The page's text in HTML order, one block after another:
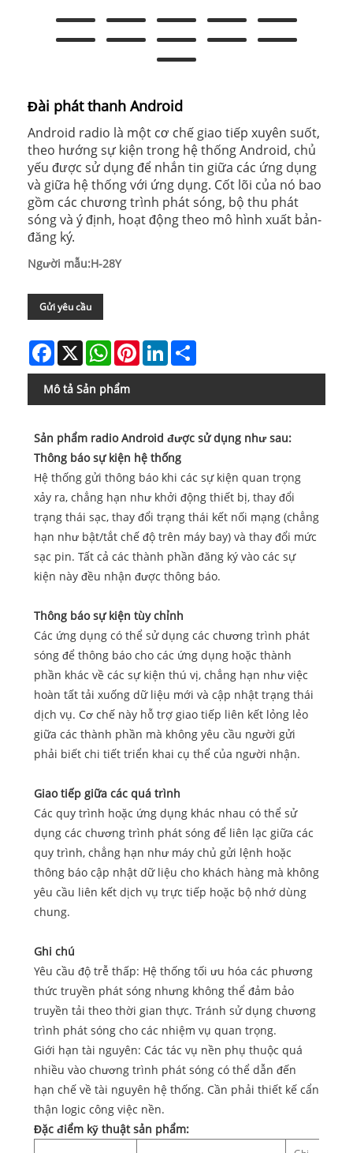
Đài phát thanh Android
Android radio là một cơ chế giao tiếp xuyên suốt,
theo hướng sự kiện trong hệ thống Android, chủ
yếu được sử dụng để nhắn tin giữa các ứng dụng
và giữa hệ thống với ứng dụng. Cốt lõi của nó bao
gồm các chương trình phát sóng, bộ thu phát
sóng và ý định, hoạt động theo mô hình xuất bản-
đăng ký.
Người mẫu:H-28Y
Gửi yêu cầu
Facebook
X WhatsAppPinterestLinkedIn
Mô tả Sản phẩm
Sản phẩm radio Android được sử dụng như sau:
Thông báo sự kiện hệ thống
Hệ thống gửi thông báo khi các sự kiện quan trọng
xảy ra, chẳng hạn như khởi động thiết bị, thay đổi
trạng thái sạc, thay đổi trạng thái kết nối mạng (chẳng
hạn như bật/tắt chế độ trên máy bay) và thay đổi mức
sạc pin. Tất cả các thành phần đăng ký vào các sự
kiện này đều nhận được thông báo.
Thông báo sự kiện tùy chỉnh
Các ứng dụng có thể sử dụng các chương trình phát
sóng để thông báo cho các ứng dụng hoặc thành
phần khác về các sự kiện thú vị, chẳng hạn như việc
hoàn tất tải xuống dữ liệu mới và cập nhật trạng thái
dịch vụ. Cơ chế này hỗ trợ giao tiếp liên kết lỏng lẻo
giữa các thành phần mà không yêu cầu người gửi
phải biết chi tiết triển khai cụ thể của người nhận.
Giao tiếp giữa các quá trình
Các quy trình hoặc ứng dụng khác nhau có thể sử
dụng các chương trình phát sóng để liên lạc giữa các
quy trình, chẳng hạn như máy chủ gửi lệnh hoặc
thông báo cập nhật dữ liệu cho khách hàng mà không
yêu cầu liên kết dịch vụ trực tiếp hoặc bộ nhớ dùng
chung.
Ghi chú
Yêu cầu độ trễ thấp: Hệ thống tối ưu hóa các phương
thức truyền phát sóng nhưng không thể đảm bảo
truyền tải theo thời gian thực. Tránh sử dụng chương
trình phát sóng cho các nhiệm vụ quan trọng. ‌
‌Giới hạn tài nguyên‌: Các tác vụ nền phụ thuộc quá
nhiều vào chương trình phát sóng có thể dẫn đến
hạn chế về tài nguyên hệ thống. Cần phải thiết kế cẩn
thận logic công việc nền.‌
Đặc điểm kỹ thuật sản phẩm: